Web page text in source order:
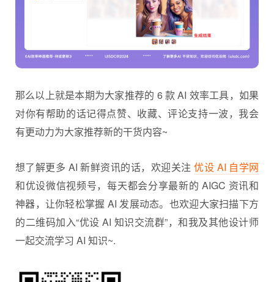
那么以上就是本期为大家推荐的 6 款 AI 效率工具，如果
对你有帮助的话记得点赞、收藏、评论支持一波，我会
有更动力为大家推荐新的干货内容~
想了解更多 AI 新鲜资讯的话，欢迎关注优设 AI 自学网
和优设微信视频号，每天都会分享最新的 AIGC 资讯和
神器，让你轻松掌握 AI 发展动态。也欢迎大家扫描下方
的二维码加入“优设 AI 知识交流群”，和我及其他设计师
一起交流学习 AI 知识~.